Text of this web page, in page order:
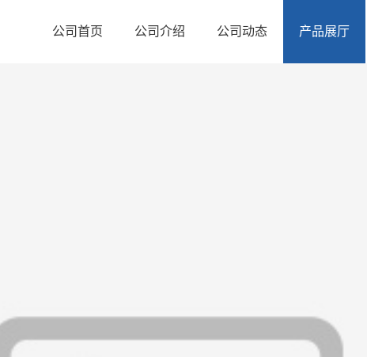
公司首页 公司介绍 公司动态 产品展厅